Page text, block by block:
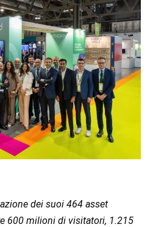
dei suoi 464 asset
600 milioni di visitatori, 1.215